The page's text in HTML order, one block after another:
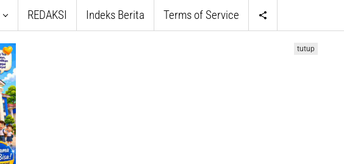
REDAKSI Indeks Berita Terms of Service
tutup